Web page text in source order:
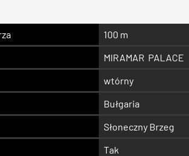
100 m
MIRAMAR PALACE
wtórny
Bułgaria
Słoneczny Brzeg
Tak